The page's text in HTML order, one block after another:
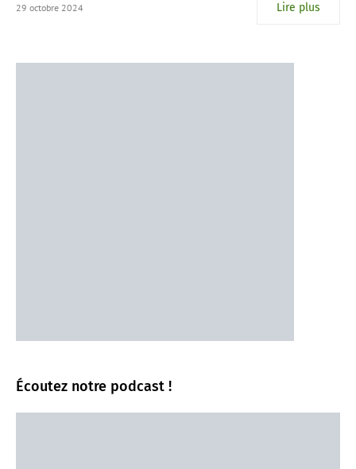
29 octobre 2024 Lire plus
Écoutez notre podcast !